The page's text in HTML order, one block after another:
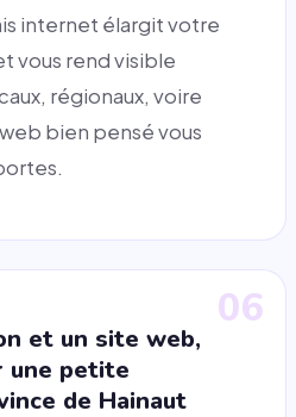
internet élargit votre
vous rend visible
régionaux, voire
bien pensé vous
06
et un site web,
une petite
de Hainaut